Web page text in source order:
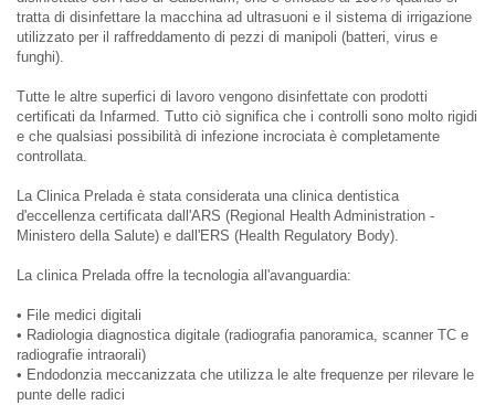
tratta di disinfettare la macchina ad ultrasuoni e il sistema di irrigazione
utilizzato per il raffreddamento di pezzi di manipoli (batteri, virus e
funghi).
Tutte le altre superfici di lavoro vengono disinfettate con prodotti
certificati da Infarmed. Tutto ciò significa che i controlli sono molto rigidi
e che qualsiasi possibilità di infezione incrociata è completamente
controllata.
La Clinica Prelada è stata considerata una clinica dentistica
d'eccellenza certificata dall'ARS (Regional Health Administration -
Ministero della Salute) e dall'ERS (Health Regulatory Body).
La clinica Prelada offre la tecnologia all'avanguardia:
• File medici digitali
• Radiologia diagnostica digitale (radiografia panoramica, scanner TC e
radiografie intraorali)
• Endodonzia meccanizzata che utilizza le alte frequenze per rilevare le
punte delle radici